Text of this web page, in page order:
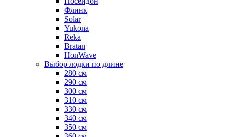
Флинк
Solar
Yukona
Reka
Bratan
HonWave
Выбор лодки по длине
280 см
290 см
300 см
310 см
330 см
340 см
350 см